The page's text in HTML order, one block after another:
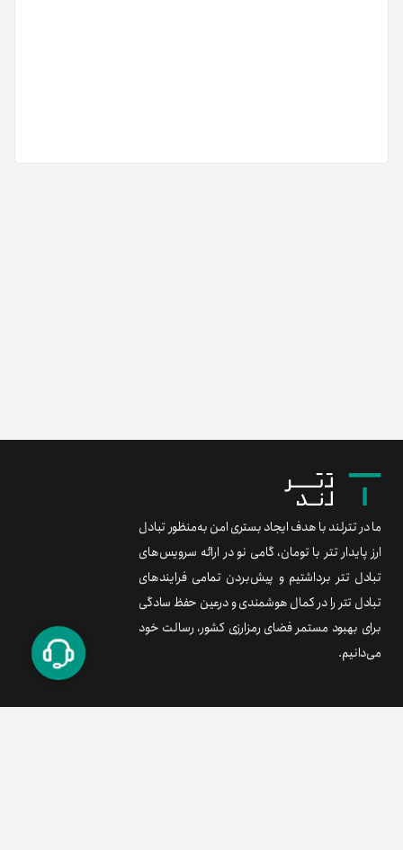
ما در تترلند با هدف ایجاد بستری امن به‌منظور تبادل
ارز پایدار تتر با تومان، گامی نو در ارائه سرویس‌های
تبادل تتر برداشتیم و پیش‌بردن تمامی فرایندهای
تبادل تتر را در کمال هوشمندی و درعین حفظ سادگی
برای بهبود مستمر فضای رمزارزی کشور، رسالت خود
می‌دانیم.